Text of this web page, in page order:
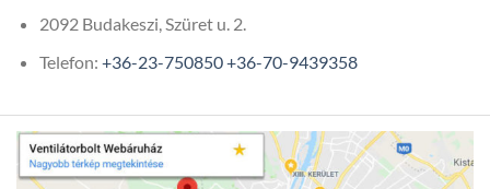
2092 Budakeszi, Szüret u. 2.
Telefon: +36-23-750850+36-70-9439358